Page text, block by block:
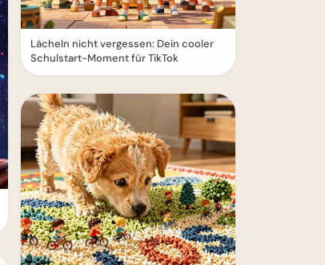
Lächeln nicht vergessen: Dein cooler
Schulstart-Moment für TikTok